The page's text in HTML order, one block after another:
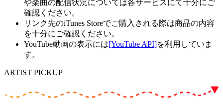
や楽曲の配信状況については各サービスにて十分にご
確認ください。
リンク先のiTunes Storeでご購入される際は商品の内容
を十分にご確認ください。
YouTube動画の表示には[YouTube API]を利用していま
す。
ARTIST PICKUP